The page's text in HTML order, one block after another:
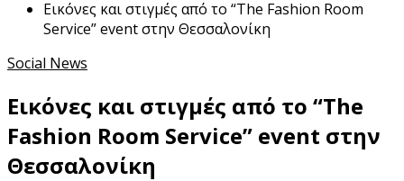
Εικόνες και στιγμές από το “The Fashion Room
Service” event στην Θεσσαλονίκη
Social News
Εικόνες και στιγμές από το “The
Fashion Room Service” event στην
Θεσσαλονίκη